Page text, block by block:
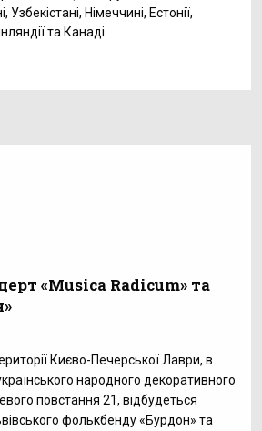
Узбекістані, Німеччині, Естонії,
та Канаді.
«Musica Radicum» та
Києво-Печерської Лаври, в
народного декоративного
повстання 21, відбудеться
фолькбенду «Бурдон» та